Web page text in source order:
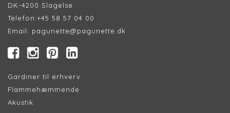
DK-4200 Slagelse
Telefon:+45 58 57 04 00
Email: pagunette@pagunette.dk
Gardiner til erhverv
Flammehæmmende
Akustik